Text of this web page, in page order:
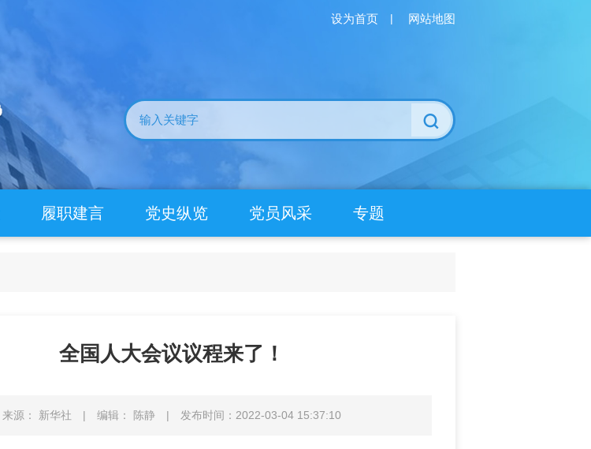
设为首页 | 网站地图
履职建言 党史纵览 党员风采 专题
全国人大会议议程来了！
来源： 新华社 | 编辑： 陈静 | 发布时间：2022-03-04 15:37:10